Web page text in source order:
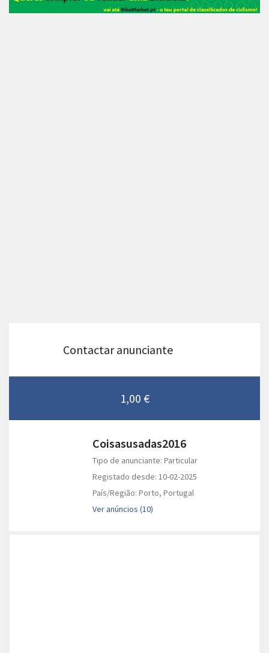
Contactar anunciante
1,00 €
Coisasusadas2016
Tipo de anunciante: Particular
Registado desde: 10-02-2025
País/Região: Porto, Portugal
Ver anúncios (10)